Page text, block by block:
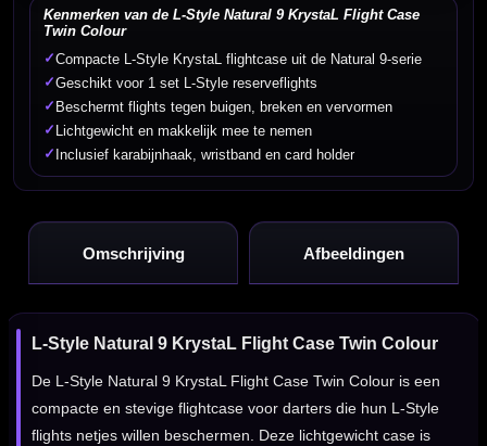
Kenmerken van de L-Style Natural 9 KrystaL Flight Case
Twin Colour
✓Compacte L-Style KrystaL flightcase uit de Natural 9-serie
✓Geschikt voor 1 set L-Style reserveflights
✓ Beschermt flights tegen buigen, breken en vervormen
✓ Lichtgewicht en makkelijk mee te nemen
✓ Inclusief karabijnhaak, wristband en card holder
Omschrijving Afbeeldingen
L-Style Natural 9 KrystaL Flight Case Twin Colour
De L-Style Natural 9 KrystaL Flight Case Twin Colour is een
compacte en stevige flightcase voor darters die hun L-Style
flights netjes willen beschermen. Deze lichtgewicht case is